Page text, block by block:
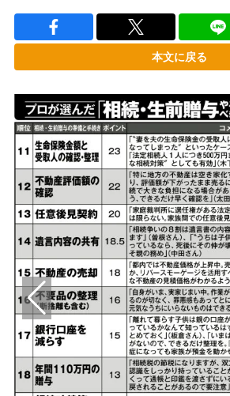
本文に戻る